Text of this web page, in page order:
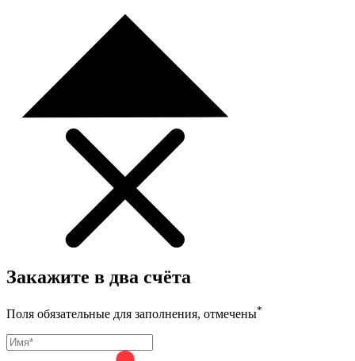
Закажите в два счёта
Поля обязательные для заполнения, отмечены*